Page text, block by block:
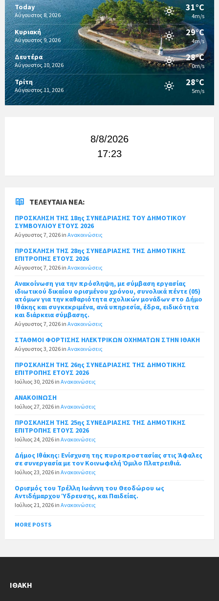
Today
Αύγουστος 8, 2026
31°C
4m/s
Κυριακή
Αύγουστος 9, 2026
29°C
4m/s
Δευτέρα
Αύγουστος 10, 2026
28°C
0m/s
Τρίτη
Αύγουστος 11, 2026
28°C
5m/s
8/8/2026
17:23
ΤΕΛΕΥΤΑΊΑ ΝΈΑ:
ΠΡΟΣΚΛΗΣΗ ΤΗΣ 18ης ΣΥΝΕΔΡΙΑΣΗΣ ΤΟΥ ΔΗΜΟΤΙΚΟΥ
ΣΥΜΒΟΥΛΙΟΥ ΕΤΟΥΣ 2026
Αύγουστος 7, 2026 in Ανακοινώσεις
ΠΡΟΣΚΛΗΣΗ ΤΗΣ 28ης ΣΥΝΕΔΡΙΑΣΗΣ ΤΗΣ ΔΗΜΟΤΙΚΗΣ
ΕΠΙΤΡΟΠΗΣ ΕΤΟΥΣ 2026
Αύγουστος 7, 2026 in Ανακοινώσεις
Ανακοίνωση για την πρόσληψη, με σύμβαση εργασίας
ιδιωτικού δικαίου ορισμένου χρόνου, συνολικά πέντε (05)
ατόμων για την καθαριότητα σχολικών μονάδων στο Δήμο
Ιθάκης και συγκεκριμένα, ανά υπηρεσία, έδρα, ειδικότητα
και διάρκεια σύμβασης.
Αύγουστος 7, 2026 in Ανακοινώσεις
ΣΤΑΘΜΟΙ ΦΟΡΤΙΣΗΣ ΗΛΕΚΤΡΙΚΩΝ ΟΧΗΜΑΤΩΝ ΣΤΗΝ ΙΘΑΚΗ
Αύγουστος 3, 2026 in Ανακοινώσεις
ΠΡΟΣΚΛΗΣΗ ΤΗΣ 26ης ΣΥΝΕΔΡΙΑΣΗΣ ΤΗΣ ΔΗΜΟΤΙΚΗΣ
ΕΠΙΤΡΟΠΗΣ ΕΤΟΥΣ 2026
Ιούλιος 30, 2026 in Ανακοινώσεις
ΑΝΑΚΟΙΝΩΣΗ
Ιούλιος 27, 2026 in Ανακοινώσεις
ΠΡΟΣΚΛΗΣΗ ΤΗΣ 25ης ΣΥΝΕΔΡΙΑΣΗΣ ΤΗΣ ΔΗΜΟΤΙΚΗΣ
ΕΠΙΤΡΟΠΗΣ ΕΤΟΥΣ 2026
Ιούλιος 24, 2026 in Ανακοινώσεις
Δήμος Ιθάκης: Ενίσχυση της πυροπροστασίας στις Άφαλες
σε συνεργασία με τον Κοινωφελή Όμιλο Πλατρειθιά.
Ιούλιος 23, 2026 in Ανακοινώσεις
Ορισμός του Τρέλλη Ιωάννη του Θεοδώρου ως
Αντιδήμαρχου Ύδρευσης, και Παιδείας.
Ιούλιος 21, 2026 in Ανακοινώσεις
MORE POSTS
ΙΘΆΚΗ